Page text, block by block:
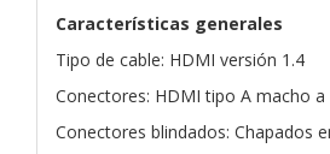
Características generales
Tipo de cable: HDMI versión 1.4
Conectores: HDMI tipo A macho
Conectores blindados: Chapados